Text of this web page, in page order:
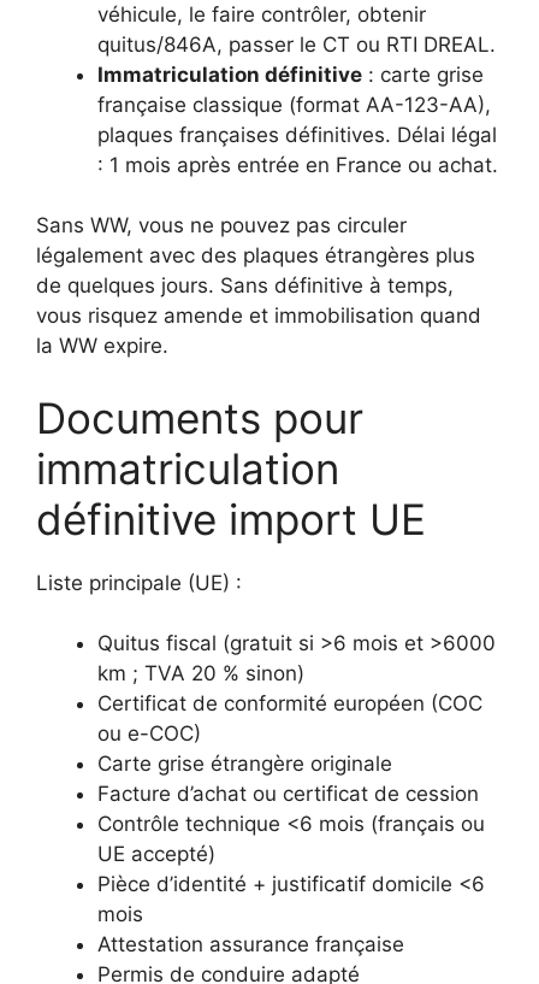
véhicule, le faire contrôler, obtenir
quitus/846A, passer le CT ou RTI DREAL.
Immatriculation définitive : carte grise
française classique (format AA-123-AA),
plaques françaises définitives. Délai légal
: 1 mois après entrée en France ou achat.
Sans WW, vous ne pouvez pas circuler
légalement avec des plaques étrangères plus
de quelques jours. Sans définitive à temps,
vous risquez amende et immobilisation quand
la WW expire.
Documents pour
immatriculation
définitive import UE
Liste principale (UE) :
Quitus fiscal (gratuit si >6 mois et >6000
km ; TVA 20 % sinon)
Certificat de conformité européen (COC
ou e-COC)
Carte grise étrangère originale
Facture d’achat ou certificat de cession
Contrôle technique <6 mois (français ou
UE accepté)
Pièce d’identité + justificatif domicile <6
mois
Attestation assurance française
Permis de conduire adapté